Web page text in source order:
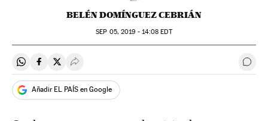
BELÉN DOMÍNGUEZ CEBRIÁN
SEP 05, 2019 - 14:08 EDT
Compartir en Whatsapp
Compartir en Facebook
Compartir en Twitter
Desplegar Redes Sociales
Añadir EL PAÍS en Google